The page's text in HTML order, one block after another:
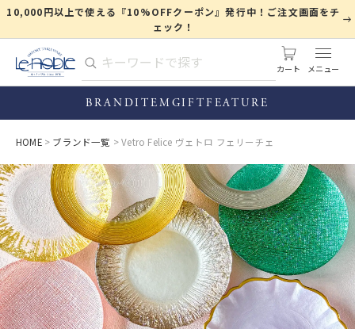
10,000円以上で使える『10%OFFクーポン』発行中！ご注文画面をチ
ェック！
カート
BRANDITEM GIFTFEATURE
HOME ブランド一覧 Vetro Felice ヴェトロ フェリーチェ